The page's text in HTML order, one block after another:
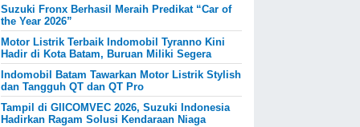
Suzuki Fronx Berhasil Meraih Predikat “Car of
the Year 2026”
Motor Listrik Terbaik Indomobil Tyranno Kini
Hadir di Kota Batam, Buruan Miliki Segera
Indomobil Batam Tawarkan Motor Listrik Stylish
dan Tangguh QT dan QT Pro
Tampil di GIICOMVEC 2026, Suzuki Indonesia
Hadirkan Ragam Solusi Kendaraan Niaga